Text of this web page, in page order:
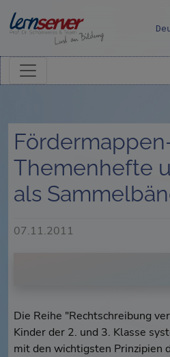
Themenhefte
als
07.11.2011
Die Reihe "Rechtschreibung
Kinder der 2. und 3. Klasse
mit den wichtigsten Prinzipien